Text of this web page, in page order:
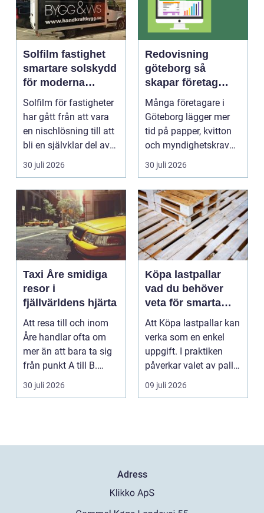
Solfilm fastighet
smartare solskydd
för moderna
byggnader
Solfilm för fastigheter
har gått från att vara
en nischlösning till att
bli en självklar del av
mode...
30 juli 2026
Redovisning
göteborg så
skapar företag
bättre kontroll och
mer tid
Många företagare i
Göteborg lägger mer
tid på papper, kvitton
och myndighetskrav
än på kunder och ut...
30 juli 2026
Taxi Åre smidiga
resor i
fjällvärldens hjärta
Att resa till och inom
Åre handlar ofta om
mer än att bara ta sig
från punkt A till B.
Vädret skifta...
30 juli 2026
Köpa lastpallar
vad du behöver
veta för smarta
och hållbara val
Att Köpa lastpallar kan
verka som en enkel
uppgift. I praktiken
påverkar valet av pall
09 juli 2026
Adress